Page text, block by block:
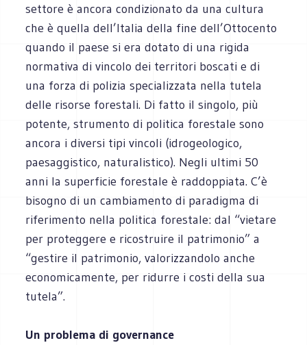
settore è ancora condizionato da una cultura
che è quella dell’Italia della fine dell’Ottocento
quando il paese si era dotato di una rigida
normativa di vincolo dei territori boscati e di
una forza di polizia specializzata nella tutela
delle risorse forestali. Di fatto il singolo, più
potente, strumento di politica forestale sono
ancora i diversi tipi vincoli (idrogeologico,
paesaggistico, naturalistico). Negli ultimi 50
anni la superficie forestale è raddoppiata. C’è
bisogno di un cambiamento di paradigma di
riferimento nella politica forestale: dal “vietare
per proteggere e ricostruire il patrimonio” a
“gestire il patrimonio, valorizzandolo anche
economicamente, per ridurre i costi della sua
tutela”.
Un problema di governance